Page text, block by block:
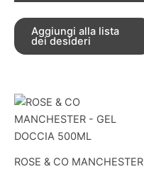
Aggiungi alla lista
dei desideri
ROSE & CO MANCHESTER